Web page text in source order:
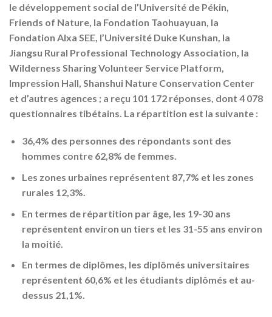
le développement social de l’Université de Pékin,
Friends of Nature, la Fondation Taohuayuan, la
Fondation Alxa SEE, l’Université Duke Kunshan, la
Jiangsu Rural Professional Technology Association, la
Wilderness Sharing Volunteer Service Platform,
Impression Hall, Shanshui Nature Conservation Center
et d’autres agences ; a reçu 101 172 réponses, dont 4 078
questionnaires tibétains. La répartition est la suivante :
36,4% des personnes des répondants sont des
hommes contre 62,8% de femmes.
Les zones urbaines représentent 87,7% et les zones
rurales 12,3%.
En termes de répartition par âge, les 19-30 ans
représentent environ un tiers et les 31-55 ans environ
la moitié.
En termes de diplômes, les diplômés universitaires
représentent 60,6% et les étudiants diplômés et au-
dessus 21,1%.